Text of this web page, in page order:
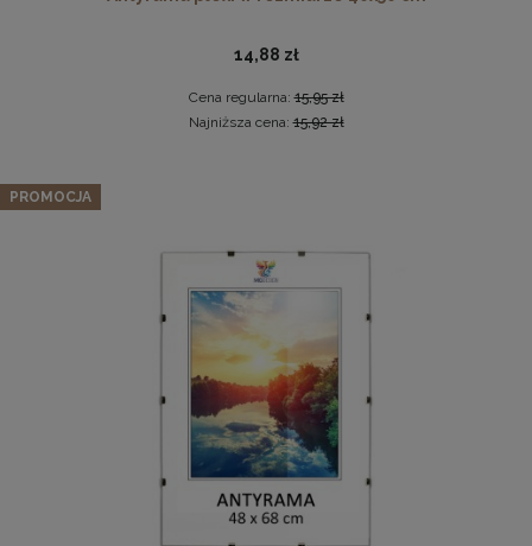
rozmiarze 21 x 30 cm w kolorze białym
19,99 zł
DO KOSZYKA
Zestaw 5 szt. ramek na zdjęcia 28 x 35 cm szarych, z
182,39 zł
Cena regularna:191,99 zł
Najniższa cena:
DO KOSZYKA
14,88 zł
Cena regularna:15,95 zł
Najniższa cena:15,92 zł
PROMOCJA